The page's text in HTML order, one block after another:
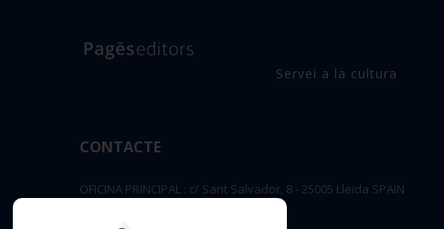
Servei a la cultura
CONTACTE
OFICINA PRINCIPAL : c/ Sant Salvador, 8 - 25005 Lleida SPAIN